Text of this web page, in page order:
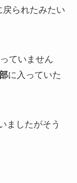
られたみたい
ていません
に入っていた
ましたがそう